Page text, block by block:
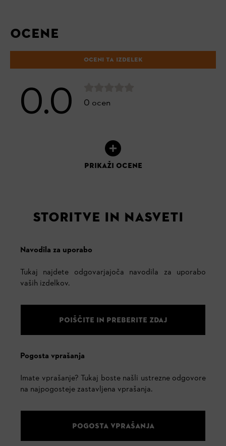
OCENE
OCENI TA IZDELEK
0.0 0 ocen
PRIKAŽI OCENE
STORITVE IN NASVETI
Navodila za uporabo
Tukaj najdete odgovarjajoča navodila za uporabo
vaših izdelkov.
POIŠČITE IN PREBERITE ZDAJ
Pogosta vprašanja
Imate vprašanje? Tukaj boste našli ustrezne odgovore
na najpogosteje zastavljena vprašanja.
POGOSTA VPRAŠANJA